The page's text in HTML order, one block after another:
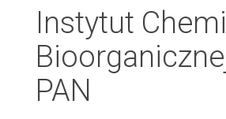
Instytut
PAN